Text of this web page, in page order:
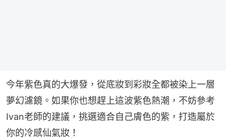
今年紫色真的大爆發，從底妝到彩妝全都被染上一層
夢幻濾鏡。如果你也想趕上這波紫色熱潮，不妨參考
Ivan老師的建議，挑選適合自己膚色的紫，打造屬於
你的冷感仙氣妝！